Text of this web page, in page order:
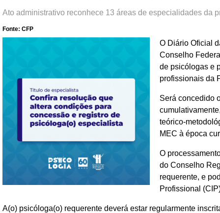
Ato administrativo reconhece 13 áreas de especialidades da
Fonte: CFP
O Diário Oficial
Conselho
de psicólogas e
profissionais da
Será concedido
teórico-
MEC à época
O
do Conselho
requerente, e
Profissional
A(o) psicóloga(o) requerente deverá estar regularmente